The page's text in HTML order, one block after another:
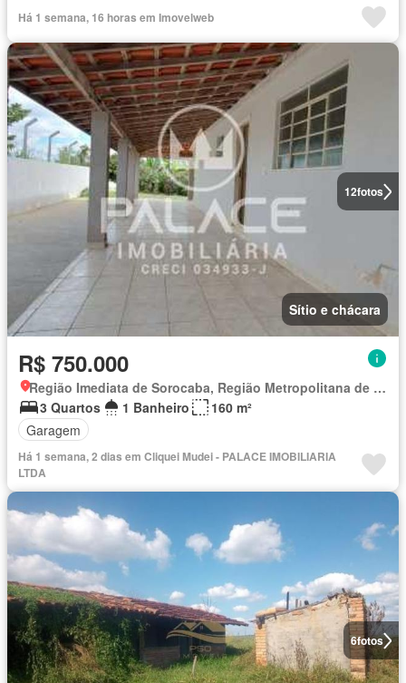
Há 1 semana, 16 horas em Imovelweb
12fotos
Sítio e chácara
R$ 750.000
Região Imediata de Sorocaba, Região Metropolitana de Sorocaba
3 Quartos
1 Banheiro
160 m²
Garagem
Há 1 semana, 2 dias em Cliquei Mudei - PALACE IMOBILIARIA
LTDA
6fotos